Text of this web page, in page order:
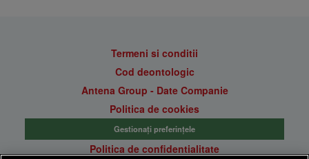
Termeni si conditii
Cod deontologic
Antena Group - Date Companie
Politica de cookies
Gestionați preferințele
Politica de confidentialitate